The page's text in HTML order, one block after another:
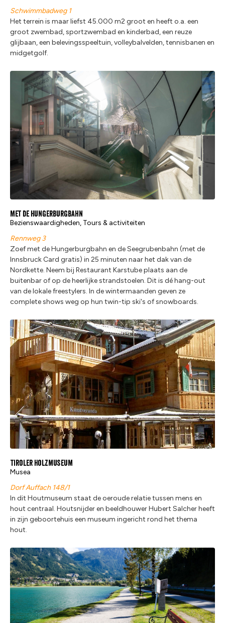
Schwimmbadweg 1
Het terrein is maar liefst 45.000 m2 groot en heeft o.a. een
groot zwembad, sportzwembad en kinderbad, een reuze
glijbaan, een belevingsspeeltuin, volleybalvelden, tennisbanen en
midgetgolf.
Met de Hungerburgbahn
Bezienswaardigheden, Tours & activiteiten
Rennweg 3
Zoef met de Hungerburgbahn en de Seegrubenbahn (met de
Innsbruck Card gratis) in 25 minuten naar het dak van de
Nordkette. Neem bij Restaurant Karstube plaats aan de
buitenbar of op de heerlijke strandstoelen. Dit is dé hang-out
van de lokale freestylers. In de wintermaanden geven ze
complete shows weg op hun twin-tip ski's of snowboards.
Tiroler Holzmuseum
Musea
Dorf Auffach 148/1
In dit Houtmuseum staat de oeroude relatie tussen mens en
hout centraal. Houtsnijder en beeldhouwer Hubert Salcher heeft
in zijn geboortehuis een museum ingericht rond het thema
hout.